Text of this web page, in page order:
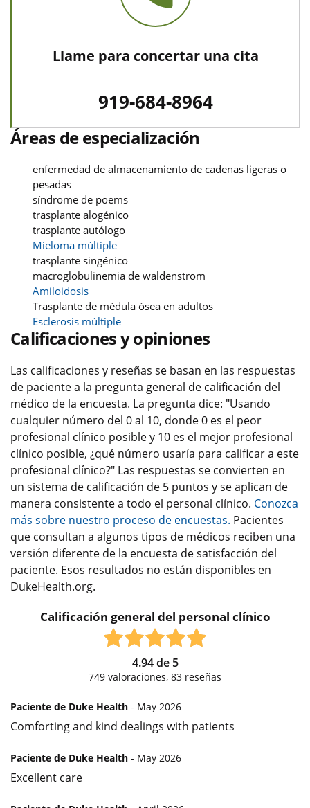
Llame para concertar una cita
919-684-8964
Áreas de especialización
enfermedad de almacenamiento de cadenas ligeras o
pesadas
síndrome de poems
trasplante alogénico
trasplante autólogo
Mieloma múltiple
trasplante singénico
macroglobulinemia de waldenstrom
Amiloidosis
Trasplante de médula ósea en adultos
Esclerosis múltiple
Calificaciones y opiniones
Las calificaciones y reseñas se basan en las respuestas
de paciente a la pregunta general de calificación del
médico de la encuesta. La pregunta dice: "Usando
cualquier número del 0 al 10, donde 0 es el peor
profesional clínico posible y 10 es el mejor profesional
clínico posible, ¿qué número usaría para calificar a este
profesional clínico?" Las respuestas se convierten en
un sistema de calificación de 5 puntos y se aplican de
manera consistente a todo el personal clínico. Conozca
más sobre nuestro proceso de encuestas. Pacientes
que consultan a algunos tipos de médicos reciben una
versión diferente de la encuesta de satisfacción del
paciente. Esos resultados no están disponibles en
DukeHealth.org.
Calificación general del personal clínico
4.94de 5
749 valoraciones, 83 reseñas
Paciente de Duke Health - May 2026
Comforting and kind dealings with patients
Paciente de Duke Health - May 2026
Excellent care